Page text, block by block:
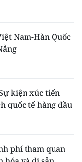
Nam-Hàn Quốc
kiện xúc tiến
quốc tế hàng đầu
phí tham quan